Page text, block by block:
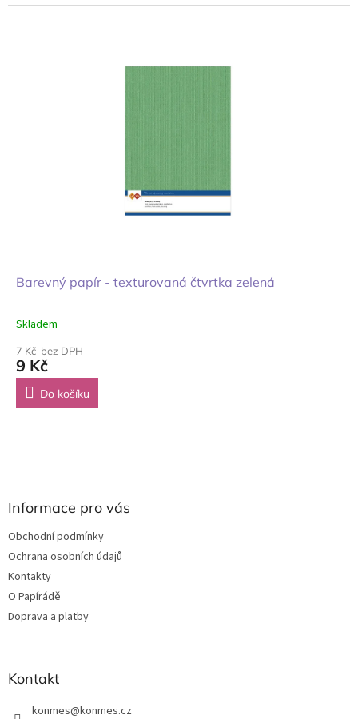
Barevný papír - texturovaná čtvrtka zelená
Skladem
7 Kč bez DPH
9 Kč
Do košíku
Z
Informace pro vás
Obchodní podmínky
Ochrana osobních údajů
Kontakty
O Papírádě
Doprava a platby
Kontakt
konmes@konmes.cz